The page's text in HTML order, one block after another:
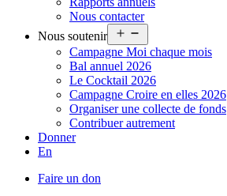
Nous contacter
Nous soutenir
le
menu
Campagne Moi chaque mois
Bal annuel 2026
Le Cocktail 2026
Campagne Croire en elles 2026
Organiser une collecte de fonds
Contribuer autrement
Donner
En
Faire un don